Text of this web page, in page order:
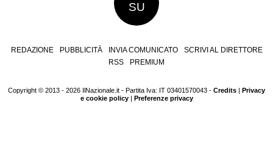
SU
REDAZIONE PUBBLICITÀ INVIA COMUNICATO
SCRIVI AL DIRETTORE
RSS
PREMIUM
Copyright © 2013 - 2026 IlNazionale.it - Partita Iva: IT 03401570043 - Credits | Privacy
e cookie policy| Preferenze privacy